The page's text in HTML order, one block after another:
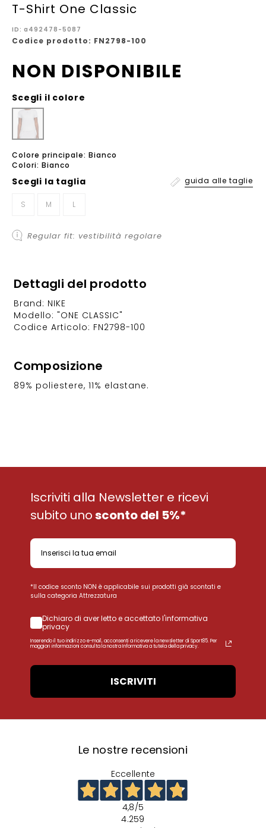
T-Shirt One Classic
ID: a492478-5087
Codice prodotto: FN2798-100
NON DISPONIBILE
Scegli il colore
Colore principale: Bianco
Colori: Bianco
Scegli la taglia guida alle taglie
S M L
Regular fit: vestibilità regolare
Dettagli del prodotto
Brand: NIKE
Modello: "ONE CLASSIC"
Codice Articolo: FN2798-100
Composizione
89% poliestere, 11% elastane.
Iscriviti alla Newsletter e ricevi
subito unosconto del 5%*
*Il codice sconto NON è applicabile sui prodotti già scontati e
sulla categoria Attrezzatura
Dichiaro di aver letto e accettato l'informativa
privacy
Inserendo il tuo indirizzo e-mail, acconsenti a ricevere la newsletter di Sport85. Per
maggiori informazioni consulta la nostra Informativa a tutela della privacy.
ISCRIVITI
Le nostre recensioni
Eccellente
4,8/5
4.259